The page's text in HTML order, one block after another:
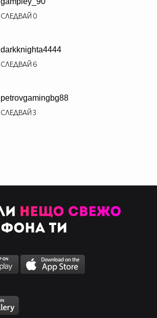
СЛЕДВАЙ 0
darkknighta4444
СЛЕДВАЙ 6
petrovgamingbg88
СЛЕДВАЙ3